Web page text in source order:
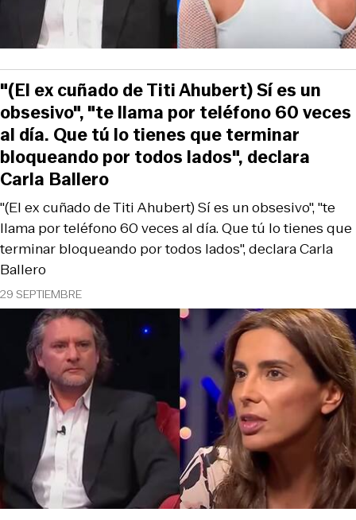
29 SEPTIEMBRE
"(El ex cuñado de Titi Ahubert) Sí es un obsesivo", "te
llama por teléfono 60 veces al día. Que tú lo tienes que
terminar bloqueando por todos lados", declara Carla
Ballero
"(El ex cuñado de Titi Ahubert) Sí es un
obsesivo", "te llama por teléfono 60 veces
al día. Que tú lo tienes que terminar
bloqueando por todos lados", declara
Carla Ballero